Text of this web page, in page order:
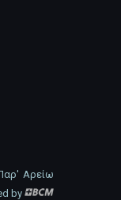
Αρείω
by